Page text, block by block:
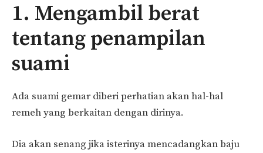
1. Mengambil berat
tentang penampilan
suami
Ada suami gemar diberi perhatian akan hal-hal
remeh yang berkaitan dengan dirinya.
Dia akan senang jika isterinya mencadangkan baju